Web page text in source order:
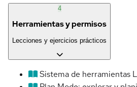
4
Herramientas y permisos
Lecciones y ejercicios prácticos
Sistema de herramientas